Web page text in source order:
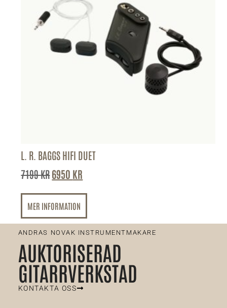
L. R. BAGGS HIFI DUET
7199KR6950 KR
MER INFORMATION
ANDRAS NOVAK INSTRUMENTMAKARE
AUKTORISERAD
GITARRVERKSTAD
KONTAKTA OSS